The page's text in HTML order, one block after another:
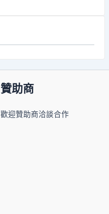
贊助商
歡迎贊助商洽談合作